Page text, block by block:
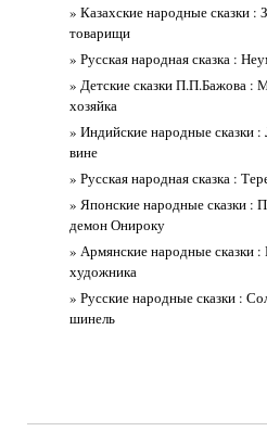
» Казахские народные сказки :
товарищи
» Русская народная сказка :
» Детские сказки П.П.Бажова :
хозяйка
» Индийские народные сказки :
вине
» Русская народная сказка :
» Японские народные сказки :
демон Онироку
» Армянские народные сказки :
художника
» Русские народные сказки :
шинель